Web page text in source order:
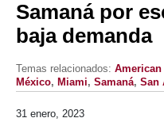
Samaná por
baja demanda
Temas relacionados:
México, Miami, Samaná, San
31 enero, 2023